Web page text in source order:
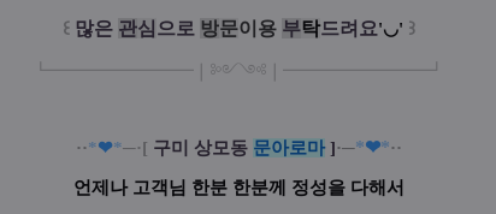
꒰ 많은 관심 으로 방문이 용 부탁드려요'◡' ꒱
┗━━━━━━━━ ❘༻༺❘ ━━━━━━━━┛
··*❤*─·[ 구미 상모동 문아로마]·─*❤*··
언제나 고객님 한분 한분께 정성을 다해서